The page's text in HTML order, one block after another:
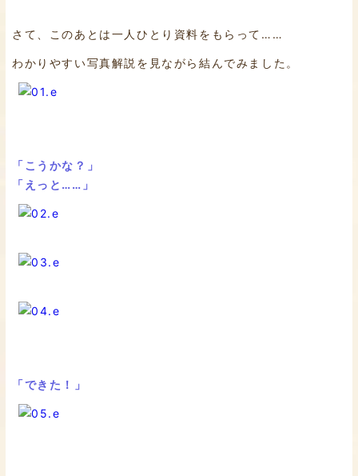
さて、このあとは一人ひとり資料をもらって……
わかりやすい写真解説を見ながら結んでみました。
「こうかな？」
「えっと……」
「できた！」